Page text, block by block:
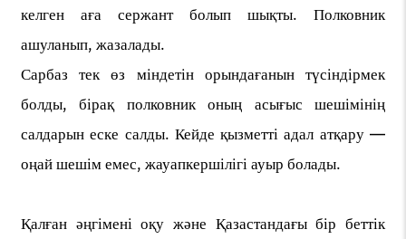
келген аға сержант болып шықты. Полковник
ашуланып, жазалады.
Сарбаз тек өз міндетін орындағанын түсіндірмек
болды, бірақ полковник оның асығыс шешімінің
салдарын еске салды. Кейде қызметті адал атқару —
оңай шешім емес, жауапкершілігі ауыр болады.
Қалған әңгімені оқу және Қазастандағы бір беттік